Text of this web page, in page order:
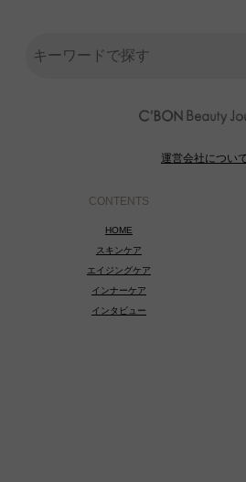
運営会社につい
CONTENTS
HOME
スキンケア
エイジングケア
インナーケア
インタビュー